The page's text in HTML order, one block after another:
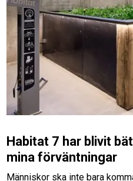
Habitat 7 har blivit
mina förväntningar
Människor ska inte bara